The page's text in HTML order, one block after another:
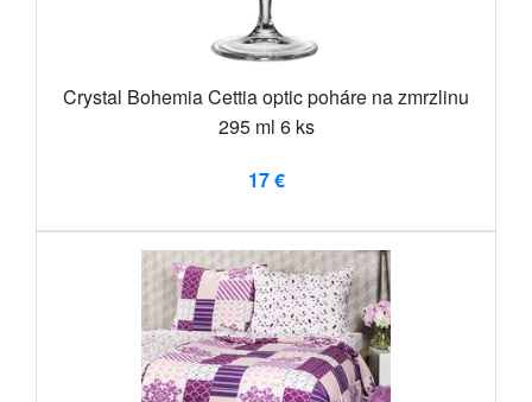
Crystal Bohemia Cettia optic poháre na zmrzlinu
295 ml 6 ks
17 €